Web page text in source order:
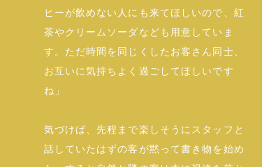
ヒーが飲めない人にも来てほしいので、紅
茶やクリームソーダなども用意していま
す。ただ時間を同じくしたお客さん同士、
お互いに気持ちよく過ごしてほしいです
ね」
気づけば、先程まで楽しそうにスタッフと
話していたはずの客が黙って書き物を始め